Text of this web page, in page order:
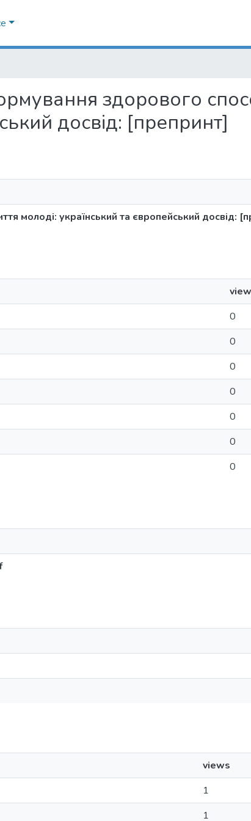
здорового
досвід: [препринт]
молоді: український та європейський досвід:
0
0
0
0
0
0
0
views
1
1